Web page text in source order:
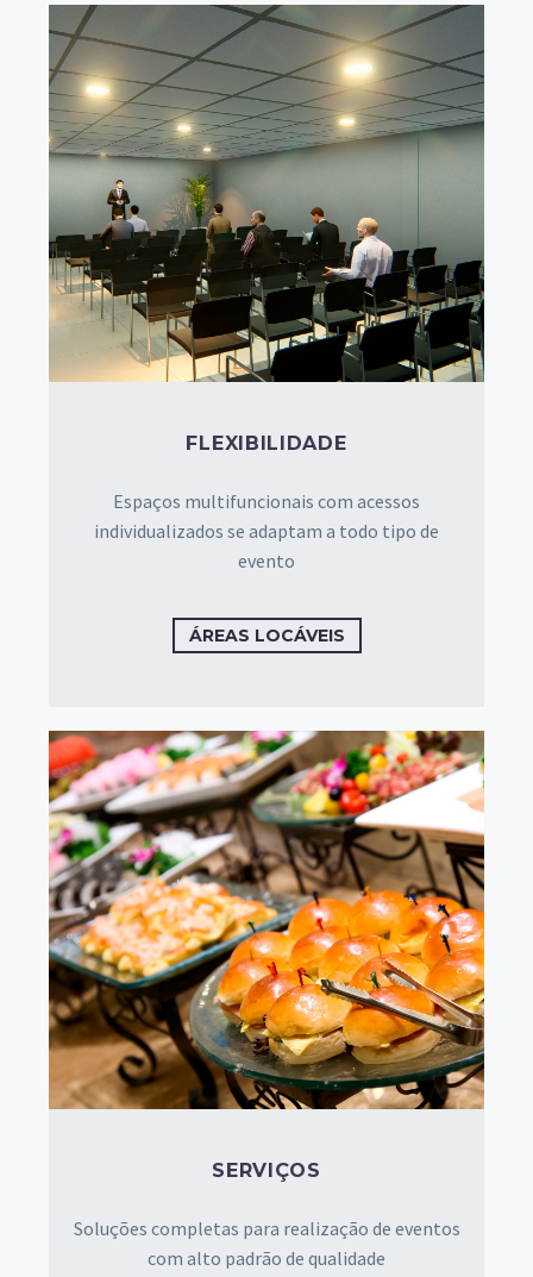
FLEXIBILIDADE
Espaços multifuncionais com acessos
individualizados se adaptam a todo tipo de
evento
ÁREAS LOCÁVEIS
SERVIÇOS
Soluções completas para realização de eventos
com alto padrão de qualidade